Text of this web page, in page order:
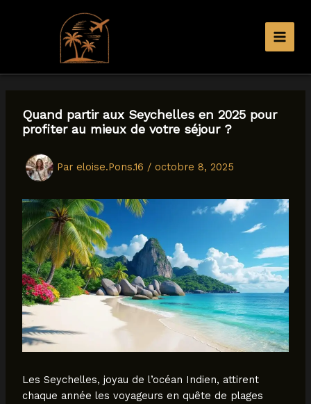
Aller
contenuQuand partir aux Seychelles en 2025 pour
profiter au mieux de votre séjour ?
Par eloise.Pons.16 / octobre 8, 2025
Les Seychelles, joyau de l’océan Indien, attirent
chaque année les voyageurs en quête de plages